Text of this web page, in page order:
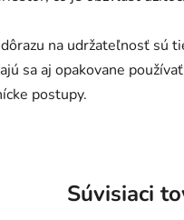
na udržateľnosť sú
sa aj opakovane
postupy.
Súvisiaci